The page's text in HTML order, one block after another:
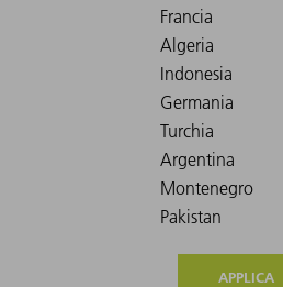
APPLICA